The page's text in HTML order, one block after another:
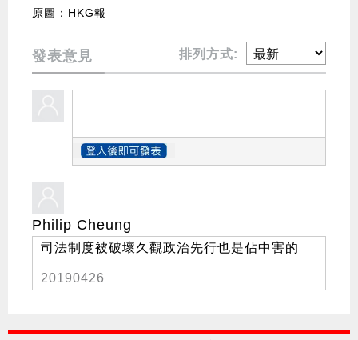
原圖：HKG報
發表意見 排列方式:
Philip Cheung
司法制度被破壞久觀政治先行也是佔中害的
20190426